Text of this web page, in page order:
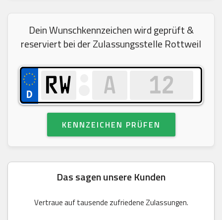
Dein Wunschkennzeichen wird geprüft &
reserviert bei der Zulassungsstelle Rottweil
KENNZEICHEN PRÜFEN
Das sagen unsere Kunden
Vertraue auf tausende zufriedene Zulassungen.